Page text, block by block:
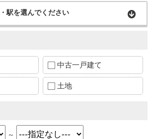
駅を選んでください
中古一戸建て
土地
～